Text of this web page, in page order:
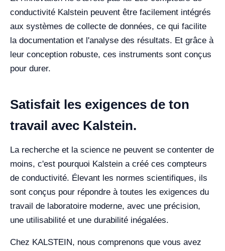
conductivité Kalstein peuvent être facilement intégrés
aux systèmes de collecte de données, ce qui facilite
la documentation et l'analyse des résultats. Et grâce à
leur conception robuste, ces instruments sont conçus
pour durer.
Satisfait les exigences de ton
travail avec Kalstein.
La recherche et la science ne peuvent se contenter de
moins, c'est pourquoi Kalstein a créé ces compteurs
de conductivité. Élevant les normes scientifiques, ils
sont conçus pour répondre à toutes les exigences du
travail de laboratoire moderne, avec une précision,
une utilisabilité et une durabilité inégalées.
Chez KALSTEIN, nous comprenons que vous avez